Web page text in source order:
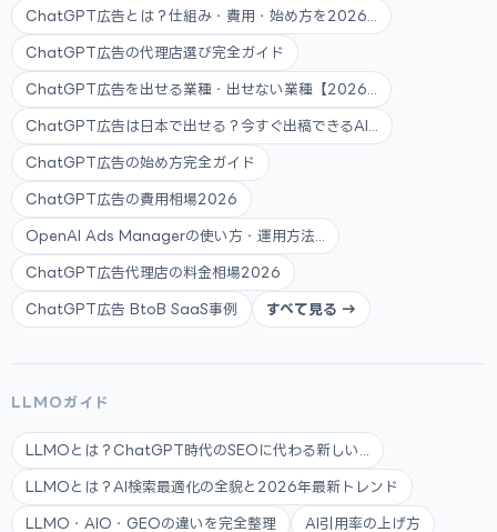
ChatGPT広告とは？仕組み・費用・始め方を2026...
ChatGPT広告の代理店選び完全ガイド
ChatGPT広告を出せる業種・出せない業種【2026...
ChatGPT広告は日本で出せる？今すぐ出稿できるAI...
ChatGPT広告の始め方完全ガイド
ChatGPT広告の費用相場2026
OpenAI Ads Managerの使い方・運用方法...
ChatGPT広告代理店の料金相場2026
ChatGPT広告 BtoB SaaS事例 すべて見る →
LLMOガイド
LLMOとは？ChatGPT時代のSEOに代わる新しい...
LLMOとは？AI検索最適化の全貌と2026年最新トレンド
LLMO・AIO・GEOの違いを完全整理 AI引用率の上げ方